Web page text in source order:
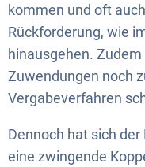
kommen und oft
Rückforderung, wie
hinausgehen.
Zuwendungen noch
Vergabeverfahren
Dennoch hat sich
eine zwingende